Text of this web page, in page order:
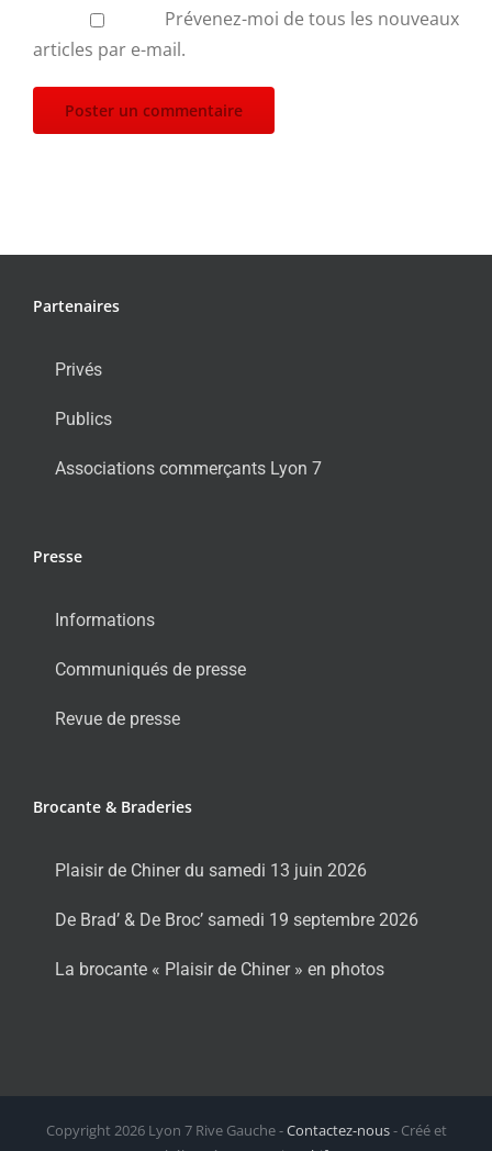
Prévenez-moi de tous les nouveaux
articles par e-mail.
Partenaires
Privés
Publics
Associations commerçants Lyon 7
Presse
Informations
Communiqués de presse
Revue de presse
Brocante & Braderies
Plaisir de Chiner du samedi 13 juin 2026
De Brad’ & De Broc’ samedi 19 septembre 2026
La brocante « Plaisir de Chiner » en photos
Copyright 2026 Lyon 7 Rive Gauche -Contactez-nous- Créé et